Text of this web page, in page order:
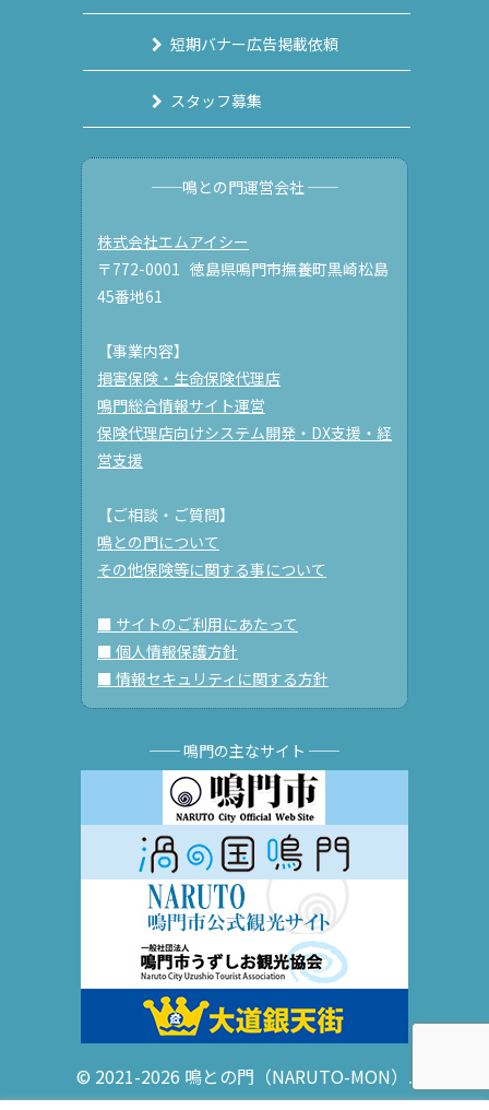
短期バナー広告掲載依頼
スタッフ募集
──鳴との門運営会社 ──
株式会社エムアイシー
〒772-0001 徳島県鳴門市撫養町黒崎松島
45番地61
【事業内容】
損害保険・生命保険代理店
鳴門総合情報サイト運営
保険代理店向けシステム開発・DX支援・経
営支援
【ご相談・ご質問】
鳴との門について
その他保険等に関する事について
■ サイトのご利用にあたって
■ 個人情報保護方針
■ 情報セキュリティに関する方針
── 鳴門の主なサイト ──
© 2021-2026 鳴との門（NARUTO-MON）.